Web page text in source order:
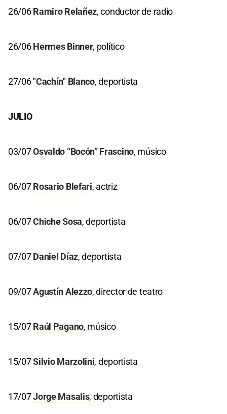
26/06Ramiro Relañez, conductor de radio
26/06Hermes Binner, político
27/06"Cachín" Blanco, deportista
JULIO
03/07Osvaldo “Bocón” Frascino, músico
06/07Rosario Blefari, actriz
06/07Chiche Sosa, deportista
07/07Daniel Díaz, deportista
09/07Agustín Alezzo, director de teatro
15/07Raúl Pagano, músico
15/07Silvio Marzolini, deportista
17/07Jorge Masalis, deportista